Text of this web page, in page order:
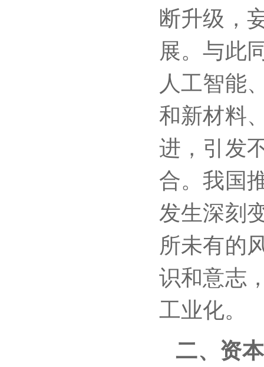
断升级，
展。与此
人工智能
和新材料
进，引发
合。我国
发生深刻
所未有的
识和意志
工业化。
二、资